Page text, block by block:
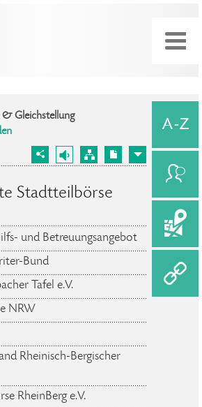
& Gleichstellung
Stadtteilbörse
und Betreuungsangebot
Bund
Tafel e.V.
NRW
Rheinisch-Bergischer
RheinBerg e.V.